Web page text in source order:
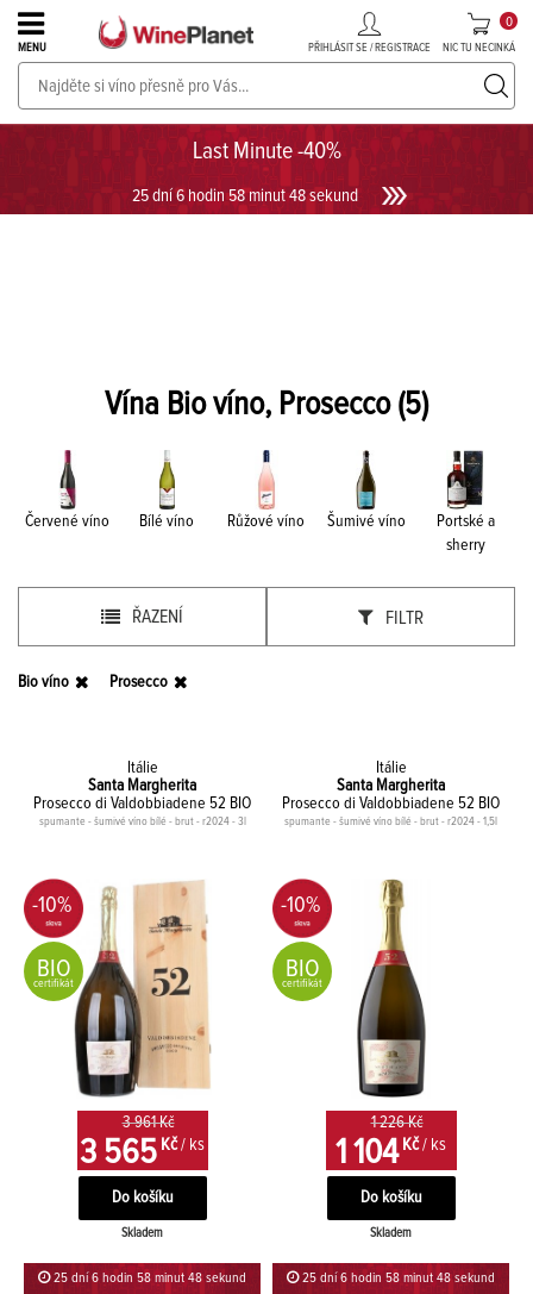
Last Minute -40%
25 dní 6 hodin 58 minut 47 sekund
MENU PŘIHLÁSIT SE / REGISTRACE NIC TU NECINKÁ
0
PROSECCO v akci až do -30%!UKÁZAT PROSECCO
Vína Bio víno, Prosecco(5)
Červené víno Bílé víno Růžové víno Šumivé víno
Portské a
sherry
ŘAZENÍ FILTR
Bio víno Prosecco
Itálie
Santa Margherita
Prosecco di Valdobbiadene 52 BIO
spumante - šumivé víno bílé - brut - r2024 - 3l
-10%
BIO
certifikát
3 961 Kč
3 565 Kč / ks
Skladem
25 dní 6 hodin 58 minut 47 sekund
Itálie
Santa Margherita
Prosecco di Valdobbiadene 52 BIO
spumante - šumivé víno bílé - brut - r2024 - 1,5l
-10%
BIO
certifikát
1 226 Kč
1 104 Kč / ks
Skladem
25 dní 6 hodin 58 minut 47 sekund